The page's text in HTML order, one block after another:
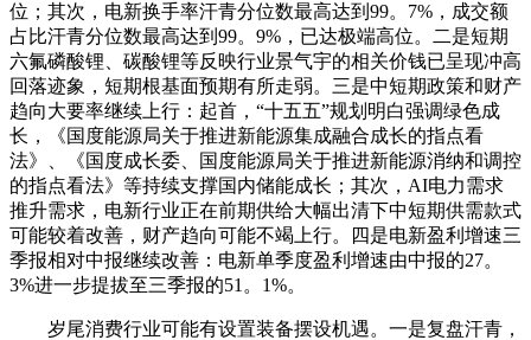
位；其次，电新换手率汗青分位数最高达到99。7%，成交额
占比汗青分位数最高达到99。9%，已达极端高位。二是短期
六氟磷酸锂、碳酸锂等反映行业景气宇的相关价钱已呈现冲高
回落迹象，短期根基面预期有所走弱。三是中短期政策和财产
趋向大要率继续上行：起首，“十五五”规划明白强调绿色成
长，《国度能源局关于推进新能源集成融合成长的指点看
法》、《国度成长委、国度能源局关于推进新能源消纳和调控
的指点看法》等持续支撑国内储能成长；其次，AI电力需求
推升需求，电新行业正在前期供给大幅出清下中短期供需款式
可能较着改善，财产趋向可能不竭上行。四是电新盈利增速三
季报相对中报继续改善：电新单季度盈利增速由中报的27。
3%进一步提拔至三季报的51。1%。
岁尾消费行业可能有设置装备摆设机遇。一是复盘汗青，